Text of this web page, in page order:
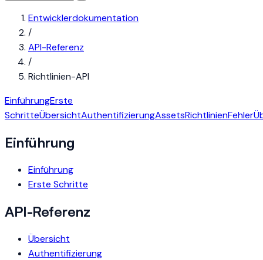
Entwicklerdokumentation
/
API-Referenz
/
Richtlinien-API
EinführungErste
SchritteÜbersichtAuthentifizierungAssetsRichtlinienFehler
Einführung
Einführung
Erste Schritte
API-Referenz
Übersicht
Authentifizierung